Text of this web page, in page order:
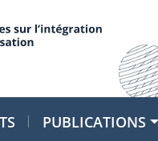
PUBLICATIONS